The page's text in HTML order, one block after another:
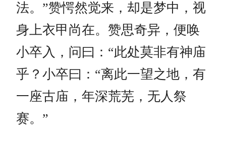
法。”赞愕然觉来，却是梦中，视
身上衣甲尚在。赞思奇异，便唤
小卒入，问曰：“此处莫非有神庙
乎？小卒曰：“离此一望之地，有
一座古庙，年深荒芜，无人祭
赛。”